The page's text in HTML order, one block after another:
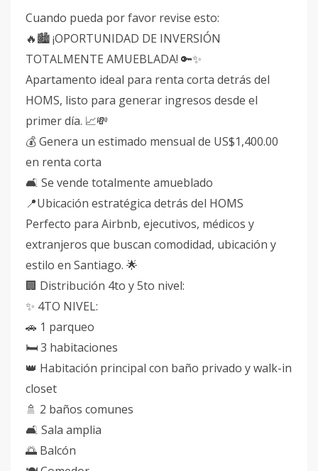
Cuando pueda por favor revise esto:
🔥🏙️ ¡OPORTUNIDAD DE INVERSIÓN
TOTALMENTE AMUEBLADA! 🔑✨
Apartamento ideal para renta corta detrás del
HOMS, listo para generar ingresos desde el
primer día. 📈💸
💰 Genera un estimado mensual de US$1,400.00
en renta corta
🛋 Se vende totalmente amueblado
📍Ubicación estratégica detrás del HOMS
Perfecto para Airbnb, ejecutivos, médicos y
extranjeros que buscan comodidad, ubicación y
estilo en Santiago. 🌟
🏢 Distribución 4to y 5to nivel:
✨ 4TO NIVEL:
🚗 1 parqueo
🛏 3 habitaciones
👑 Habitación principal con baño privado y walk-in
closet
🚿 2 baños comunes
🛋 Sala amplia
🌅 Balcón